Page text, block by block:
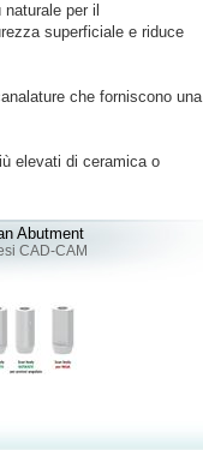
per il
superficiale e riduce
che forniscono una
elevati di ceramica o
Abutment
CAD-CAM